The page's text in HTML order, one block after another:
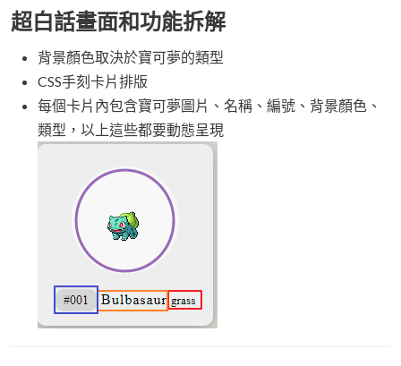
超白話畫面和功能拆解
背景顏色取決於寶可夢的類型
CSS手刻卡片排版
每個卡片內包含寶可夢圖片、名稱、編號、背景顏色、
類型，以上這些都要動態呈現